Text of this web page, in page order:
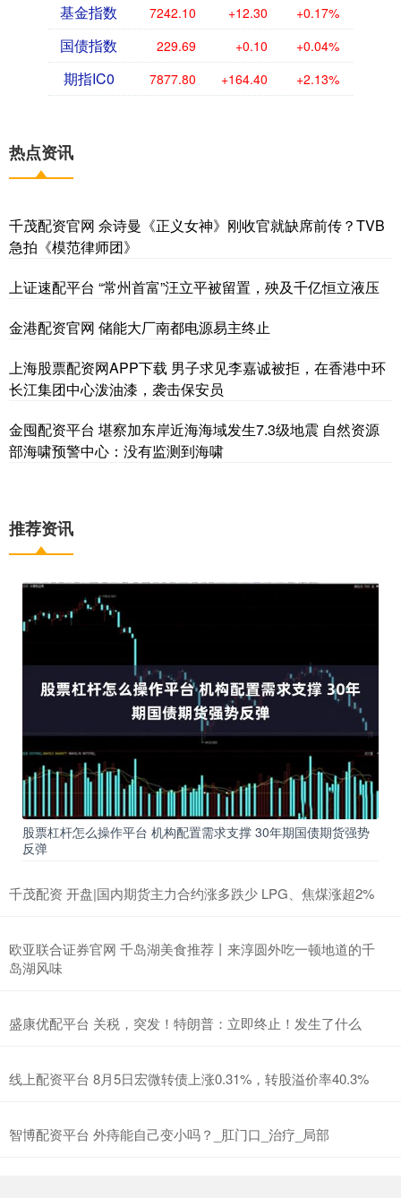
基金指数 7242.10 +12.30 +0.17%
国债指数 229.69 +0.10 +0.04%
期指IC0 7877.80 +164.40 +2.13%
热点资讯
千茂配资官网 佘诗曼《正义女神》刚收官就缺席前传？TVB
急拍《模范律师团》
上证速配平台 “常州首富”汪立平被留置，殃及千亿恒立液压
金港配资官网 储能大厂南都电源易主终止
上海股票配资网APP下载 男子求见李嘉诚被拒，在香港中环
长江集团中心泼油漆，袭击保安员
金囤配资平台 堪察加东岸近海海域发生7.3级地震 自然资源
部海啸预警中心：没有监测到海啸
推荐资讯
股票杠杆怎么操作平台 机构配置需求支撑 30年期国债期货强势
反弹
千茂配资 开盘|国内期货主力合约涨多跌少 LPG、焦煤涨超2%
欧亚联合证券官网 千岛湖美食推荐丨来淳圆外吃一顿地道的千
岛湖风味
盛康优配平台 关税，突发！特朗普：立即终止！发生了什么
线上配资平台 8月5日宏微转债上涨0.31%，转股溢价率40.3%
智博配资平台 外痔能自己变小吗？_肛门口_治疗_局部